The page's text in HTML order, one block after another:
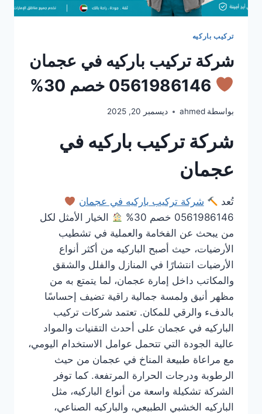
تركيب باركيه
شركة تركيب باركيه في عجمان
بواسطة ahmed ديسمبر 20, 2025
شركة تركيب باركيه في
عجمان
تُعد
شركة تركيب باركيه في عجمان
0561986146 خصم 30%
الخيار الأمثل لكل
من يبحث عن الفخامة والعملية في تشطيب
الأرضيات، حيث أصبح الباركيه من أكثر أنواع
الأرضيات انتشارًا في المنازل والفلل والشقق
والمكاتب داخل إمارة عجمان، لما يتمتع به من
مظهر أنيق ولمسة جمالية راقية تضيف إحساسًا
بالدفء والرقي للمكان. تعتمد شركات تركيب
الباركيه في عجمان على أحدث التقنيات والمواد
عالية الجودة التي تتحمل عوامل الاستخدام اليومي،
مع مراعاة طبيعة المناخ في عجمان من حيث
الرطوبة ودرجات الحرارة المرتفعة. كما توفر
الشركة تشكيلة واسعة من أنواع الباركيه، مثل
الباركيه الخشبي الطبيعي، والباركيه الصناعي،